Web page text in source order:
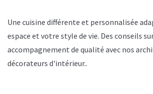
Une cuisine différente et personnalisée
espace et votre style de vie. Des conseils
accompagnement de qualité avec nos
décorateurs d'intérieur..